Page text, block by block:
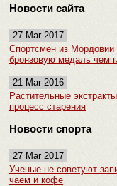
Новости сайта
27 Mar 2017
Спортсмен из Мордовии
бронзовую медаль
21 Mar 2016
Растительные
процесс старения
Новости спорта
27 Mar 2017
Ученые не советуют
чаем и кофе